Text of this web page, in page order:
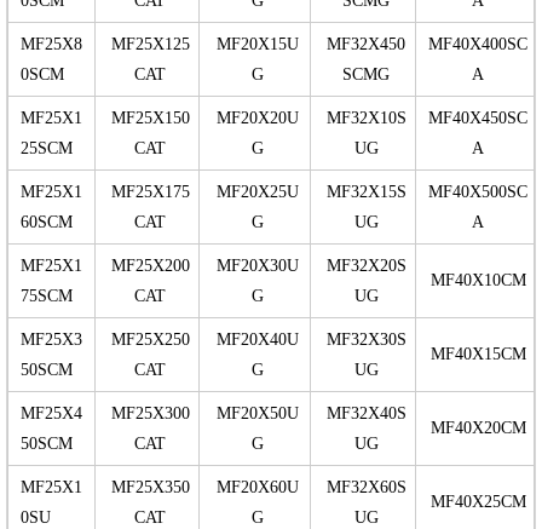
MF25X8
0SCM
MF25X125
CAT
MF20X15U
G
MF32X450
SCMG
MF40X400SC
A
MF25X1
25SCM
MF25X150
CAT
MF20X20U
G
MF32X10S
UG
MF40X450SC
A
MF25X1
60SCM
MF25X175
CAT
MF20X25U
G
MF32X15S
UG
MF40X500SC
A
MF25X1
75SCM
MF25X200
CAT
MF20X30U
G
MF32X20S
UG
MF40X10CM
MF25X3
50SCM
MF25X250
CAT
MF20X40U
G
MF32X30S
UG
MF40X15CM
MF25X4
50SCM
MF25X300
CAT
MF20X50U
G
MF32X40S
UG
MF40X20CM
MF25X1
0SU
MF25X350
CAT
MF20X60U
G
MF32X60S
UG
MF40X25CM